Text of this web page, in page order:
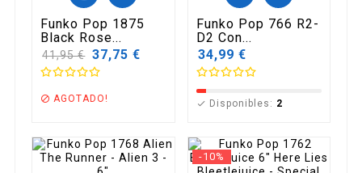
Funko Pop 1875
Black Rose...
Precio
base
41,95 € 37,75 €
 AGOTADO!
Funko Pop 766 R2-
D2 Con...
34,99 €
 Disponibles: 2
-10%